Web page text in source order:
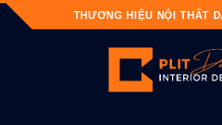
THƯƠNG HIỆU NỘI THẤT